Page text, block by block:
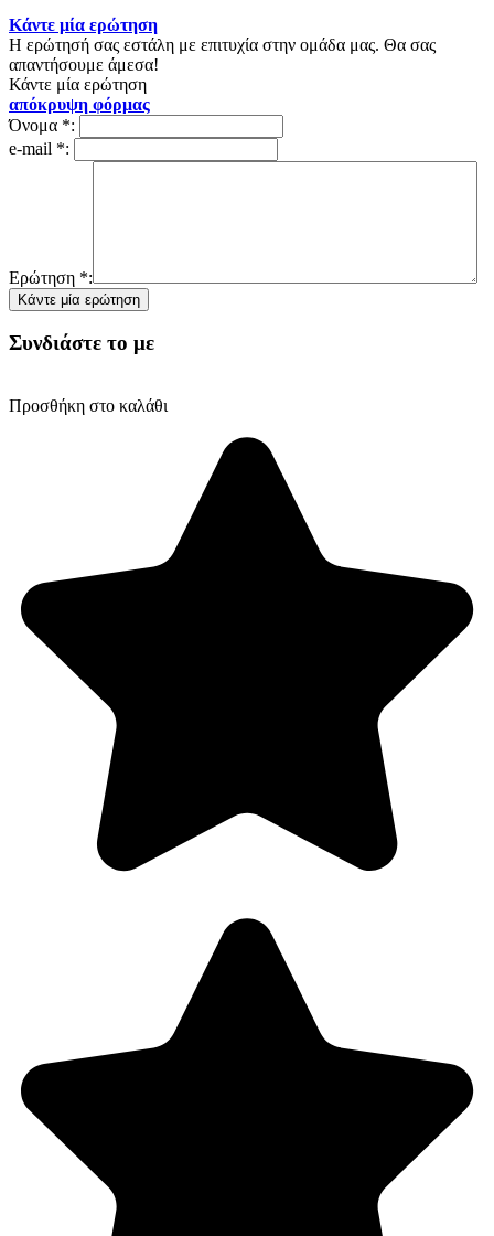
Κάντε μία ερώτηση
Η ερώτησή σας εστάλη με επιτυχία στην ομάδα μας. Θα σας
απαντήσουμε άμεσα!
Κάντε μία ερώτηση
απόκρυψη φόρμας
Όνομα *:
e-mail *:
Ερώτηση *:
Συνδιάστε το με
Προσθήκη στο καλάθι